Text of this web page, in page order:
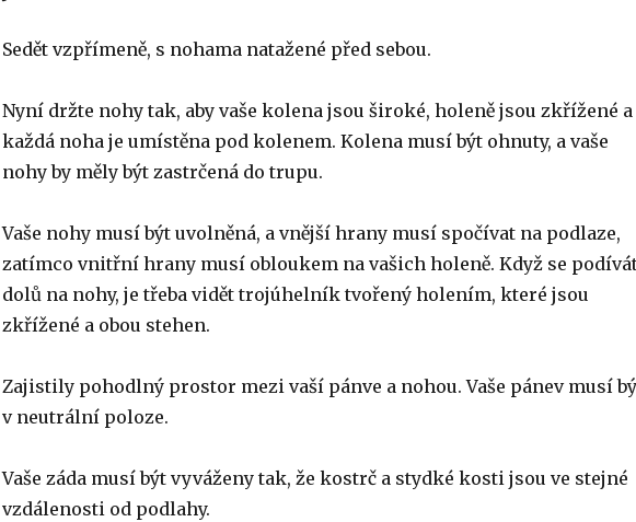
Sedět vzpřímeně, s nohama natažené před sebou.
Nyní držte nohy tak, aby vaše kolena jsou široké, holeně jsou zkřížené a
každá noha je umístěna pod kolenem. Kolena musí být ohnuty, a vaše
nohy by měly být zastrčená do trupu.
Vaše nohy musí být uvolněná, a vnější hrany musí spočívat na podlaze,
zatímco vnitřní hrany musí obloukem na vašich holeně. Když se
dolů na nohy, je třeba vidět trojúhelník tvořený holením, které jsou
zkřížené a obou stehen.
Zajistily pohodlný prostor mezi vaší pánve a nohou. Vaše pánev musí
v neutrální poloze.
Vaše záda musí být vyváženy tak, že kostrč a stydké kosti jsou ve stejné
vzdálenosti od podlahy.